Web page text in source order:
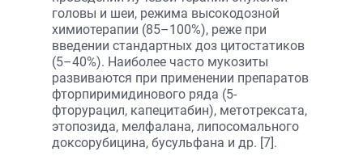
головы и шеи, режима высокодозной
химиотерапии (85–100%), реже при
введении стандартных доз цитостатиков
(5–40%). Наиболее часто мукозиты
развиваются при применении препаратов
фторпиримидинового ряда (5-
фторурацил, капецитабин), метотрексата,
этопозида, мелфалана, липосомального
доксорубицина, бусульфана и др. [7].